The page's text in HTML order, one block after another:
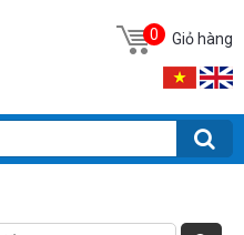
Giỏ hàng
0